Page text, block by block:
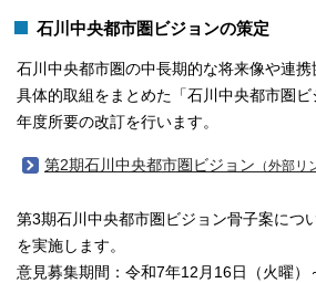
石川中央都市圏ビジョンの策定
石川中央都市圏の中長期的な将来像や連
具体的取組をまとめた「石川中央都市圏
年度所要の改訂を行います。
第2期石川中央都市圏ビジョン （外部リ
第3期石川中央都市圏ビジョン骨子案につ
を実施します。
意見募集期間：令和7年12月16日（火曜）